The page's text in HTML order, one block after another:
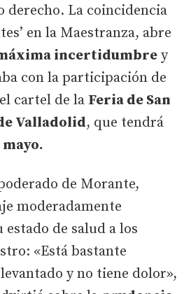
derecho. La coincidencia
en la Maestranza, abre
incertidumbre y
con la participación de
cartel de la Feria de San
Valladolid, que tendrá
mayo.
de Morante,
moderadamente
de salud a los
«Está bastante
y no tiene dolor»,